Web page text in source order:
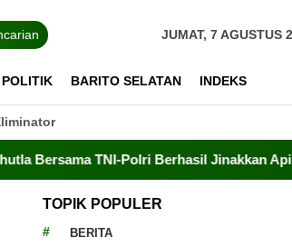
JUMAT, 7 AGUSTUS
POLITIK BARITO SELATAN INDEKS
TNI-Polri Berhasil Jinakkan Api di Timpah
TOPIK POPULER
BERITA